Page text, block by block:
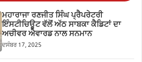
ਮਹਾਰਾਜਾ ਰਣਜੀਤ ਸਿੰਘ ਪ੍ਰੈਪਰੇਟਰੀ
ਇੰਸਟੀਚਿਊਟ ਵੱਲੋਂ ਅੱਠ ਸਾਬਕਾ ਕੈਡਿਟਾਂ ਦਾ
ਅਚੀਵਰ ਐਵਾਰਡ ਨਾਲ ਸਨਮਾਨ
ਦਸੰਬਰ 17, 2025